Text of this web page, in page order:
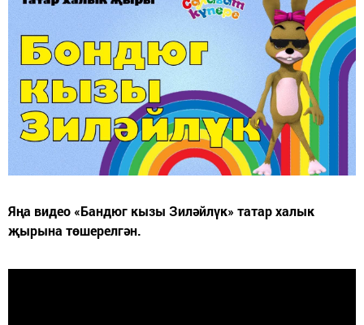
Яңа видео «Бандюг кызы Зиләйлүк» татар халык
җырына төшерелгән.